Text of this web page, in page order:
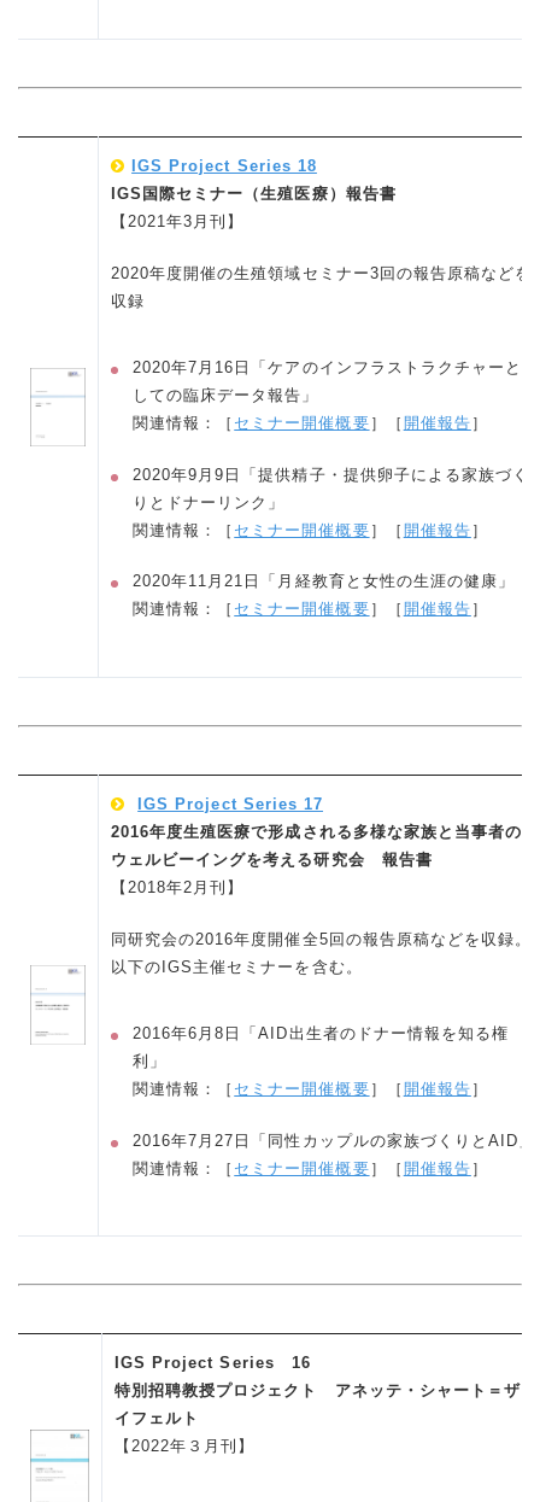
IGS Project Series 18
IGS国際セミナー（生殖医療）報告書
【2021年3月刊】
2020年度開催の生殖領域セミナー3回の報告原稿などを
収録
2020年7月16日「ケアのインフラストラクチャーと
しての臨床データ報告」
関連情報：［ セミナー開催概要 ］［ 開催報告 ］
2020年9月9日「提供精子・提供卵子による家族づく
りとドナーリンク」
関連情報：［ セミナー開催概要 ］［ 開催報告 ］
2020年11月21日「月経教育と女性の生涯の健康」
関連情報：［ セミナー開催概要 ］［ 開催報告 ］
IGS Project Series 17
2016年度生殖医療で形成される多様な家族と当事者の
ウェルビーイングを考える研究会 報告書
【2018年2月刊】
同研究会の2016年度開催全5回の報告原稿などを収録。
以下のIGS主催セミナーを含む。
2016年6月8日「AID出生者のドナー情報を知る権
利」
関連情報：［ セミナー開催概要 ］［ 開催報告 ］
2016年7月27日「同性カップルの家族づくりとAID」
関連情報：［ セミナー開催概要 ］［ 開催報告 ］
IGS Project Series 16
特別招聘教授プロジェクト アネッテ・シャート＝ザ
イフェルト
【2022年３月刊】